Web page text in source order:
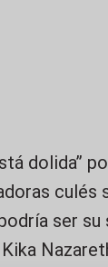
dolida”
ser